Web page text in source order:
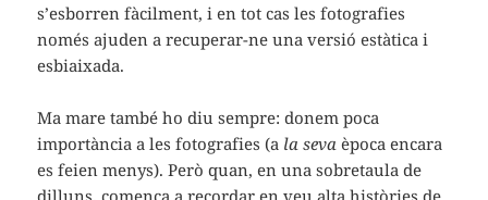
s’esborren fàcilment, i en tot cas les fotografies
només ajuden a recuperar-ne una versió estàtica i
esbiaixada.
Ma mare també ho diu sempre: donem poca
importància a les fotografies (a la seva època encara
es feien menys). Però quan, en una sobretaula de
dilluns, comença a recordar en veu alta històries de